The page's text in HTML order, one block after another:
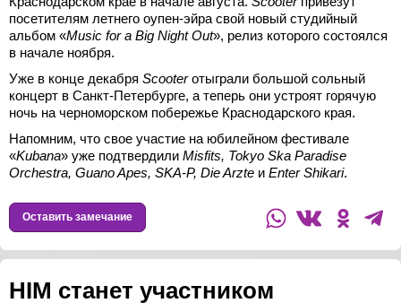
посетителям летнего оупен-эйра свой новый студийный
альбом «Music for a Big Night Out», релиз которого состоялся
в начале ноября.
Уже в конце декабря Scooterотыграли большой сольный
концерт в Санкт-Петербурге, а теперь они устроят горячую
ночь на черноморском побережье Краснодарского края.
Напомним, что свое участие на юбилейном фестивале
«Kubana» уже подтвердили Misfits, Tokyo Ska Paradise
Orchestra, Guano Apes, SKA-P, Die Arzte и Enter Shikari.
Оставить замечание
HIM станет участником